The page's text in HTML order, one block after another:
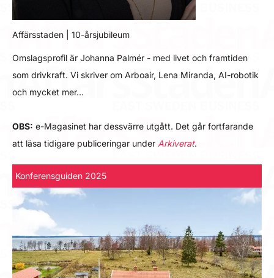
Affärsstaden | 10-årsjubileum
Omslagsprofil är Johanna Palmér - med livet och framtiden
som drivkraft. Vi skriver om Arboair, Lena Miranda, AI-robotik
och mycket mer…
OBS: e-Magasinet har dessvärre utgått. Det går fortfarande
att läsa tidigare publiceringar under Arkiverat.
Konferensguiden 2025